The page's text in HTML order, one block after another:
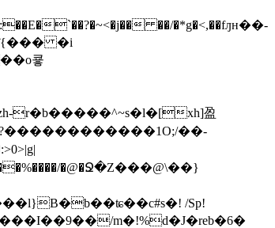
�i
쿟
m�!%d�J�reb�6�